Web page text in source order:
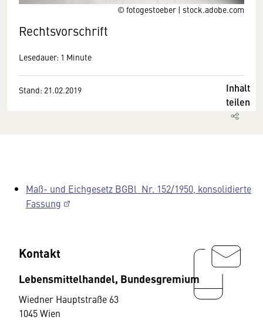
© fotogestoeber | stock.adobe.com
Rechtsvorschrift
Lesedauer: 1 Minute
Stand: 21.02.2019
Inhalt
teilen
Maß- und Eichgesetz BGBl Nr. 152/1950, konsolidierte
Fassung
Kontakt
Lebensmittelhandel, Bundesgremium
Wiedner Hauptstraße 63
1045 Wien